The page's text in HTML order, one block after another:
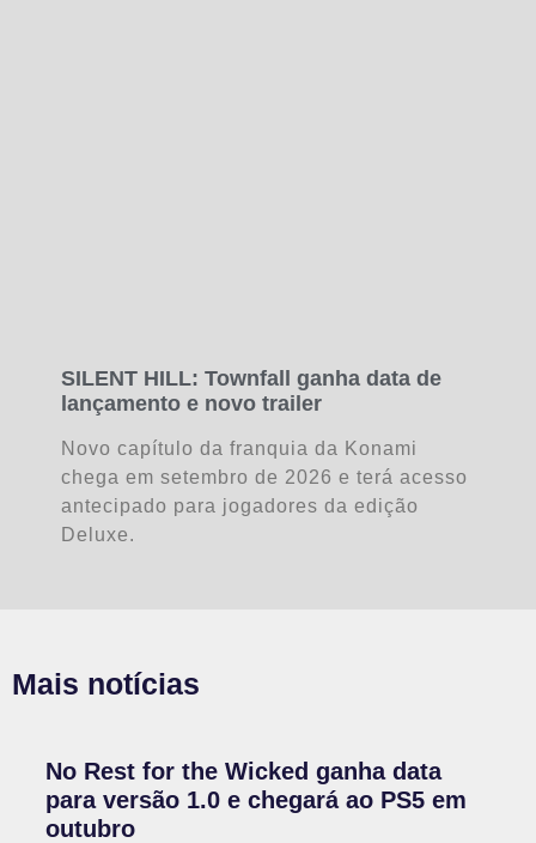
SILENT HILL: Townfall ganha data de
lançamento e novo trailer
Novo capítulo da franquia da Konami
chega em setembro de 2026 e terá acesso
antecipado para jogadores da edição
Deluxe.
Mais notícias
No Rest for the Wicked ganha data
para versão 1.0 e chegará ao PS5 em
outubro